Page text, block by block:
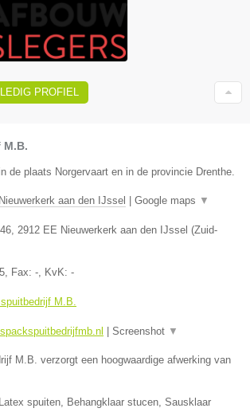
PROFIEL
de plaats Norgervaart en in de provincie Drenthe.
Nieuwerkerk aan den IJssel Google maps ▼
2912 EE Nieuwerkerk aan den IJssel (Zuid-
, Fax: - , KvK: -
M.B.
Screenshot ▼
M.B. verzorgt een hoogwaardige afwerking van
spuiten, Behangklaar stucen, Sausklaar